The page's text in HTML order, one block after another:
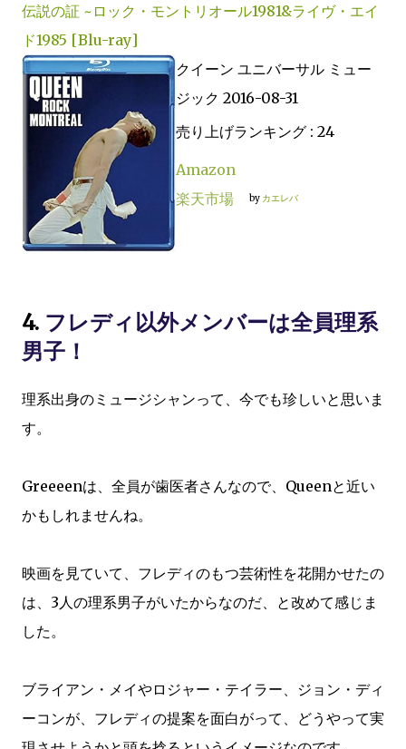
伝説の証 ~ロック・モントリオール1981&ライヴ・エイ
ド1985 [Blu-ray]
クイーン ユニバーサル ミュー
ジック 2016-08-31
売り上げランキング : 24
Amazon
楽天市場
by カエレバ
4. フレディ以外メンバーは全員理系
男子！
理系出身のミュージシャンって、今でも珍しいと思いま
す。
Greeeenは、全員が歯医者さんなので、Queenと近い
かもしれませんね。
映画を見ていて、フレディのもつ芸術性を花開かせたの
は、3人の理系男子がいたからなのだ、と改めて感じま
した。
ブライアン・メイやロジャー・テイラー、ジョン・ディ
ーコンが、フレディの提案を面白がって、どうやって実